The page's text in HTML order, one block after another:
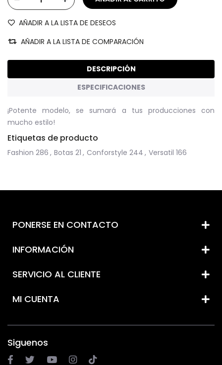
AÑADIR A LA LISTA DE DESEOS
AÑADIR A LA LISTA DE COMPARACIÓN
DESCRIPCIÓN
ESPECIFICACIONES
¡Potente modelo, se sumará a tus producciones con
mucho estilo!
Etiquetas de producto
Fashion 286 , Botas 21 , Conforstyle 244 , Versatil 166
PONERSE EN CONTACTO
INFORMACIÓN
SERVICIO AL CLIENTE
MI CUENTA
Siguenos